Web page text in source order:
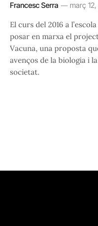
Francesc Serra març
El curs del 2016 a
posar en marxa el
Vacuna, una proposta
avenços de la biologia i
societat.